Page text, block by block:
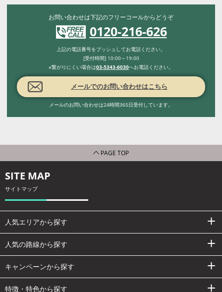
お問い合わせは下記のフリーコールからどうぞ
0120-216-626
上記の電話番号をプッシュしてお電話ください。
[受付時間] 10:00～19:00
※繋がりにくい場合は03-5343-6030へお電話ください。
メールでのお問い合わせはこちら
メールのお問い合わせは24時間365日受付しています。
PAGE TOP
SITE MAP
サイトマップ
人気エリアから探す
人気の路線から探す
キャンペーンから探す
特徴・特色から探す